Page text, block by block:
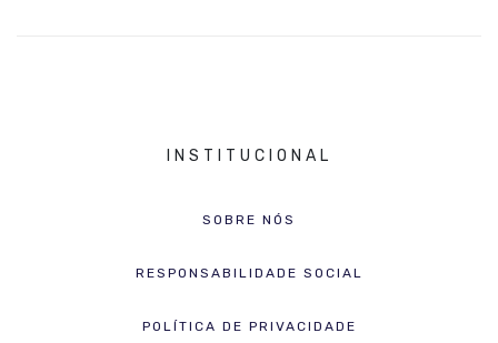
INSTITUCIONAL
SOBRE NÓS
RESPONSABILIDADE SOCIAL
POLÍTICA DE PRIVACIDADE